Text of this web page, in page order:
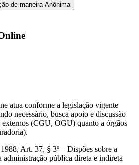
de maneira Anônima
atua conforme a legislação vigente
necessário, busca apoio e discussão
externos (CGU, OGU) quanto a órgãos
Art. 37, § 3º – Dispões sobre a
administração pública direta e indireta